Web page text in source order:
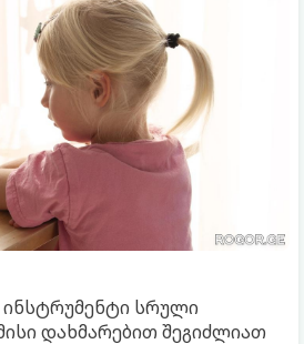
ინსტრუმენტი სრული
დახმარებით შეგიძლიათ